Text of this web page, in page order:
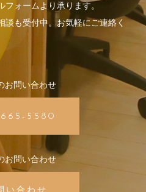
ォームより承ります。
談も受付中。お気軽にご連絡く
お問い合わせ
665-5580
お問い合わせ